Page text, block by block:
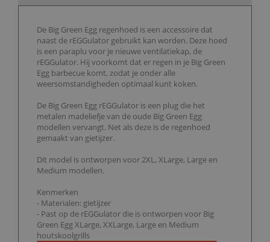
De Big Green Egg regenhoed is een accessoire dat
naast de rEGGulator gebruikt kan worden. Deze hoed
is een paraplu voor je nieuwe ventilatiekap, de
rEGGulator. Hij voorkomt dat er regen in je Big Green
Egg barbecue komt, zodat je onder alle
weersomstandigheden optimaal kunt koken.
De Big Green Egg rEGGulator is een plug die het
metalen madeliefje van de oude Big Green Egg
modellen vervangt. Net als deze is de regenhoed
gemaakt van gietijzer.
Dit model is ontworpen voor 2XL, XLarge, Large en
Medium modellen.
Kenmerken
- Materialen: gietijzer
- Past op de rEGGulator die is ontworpen voor Big
Green Egg XLarge, XXLarge, Large en Medium
houtskoolgrills